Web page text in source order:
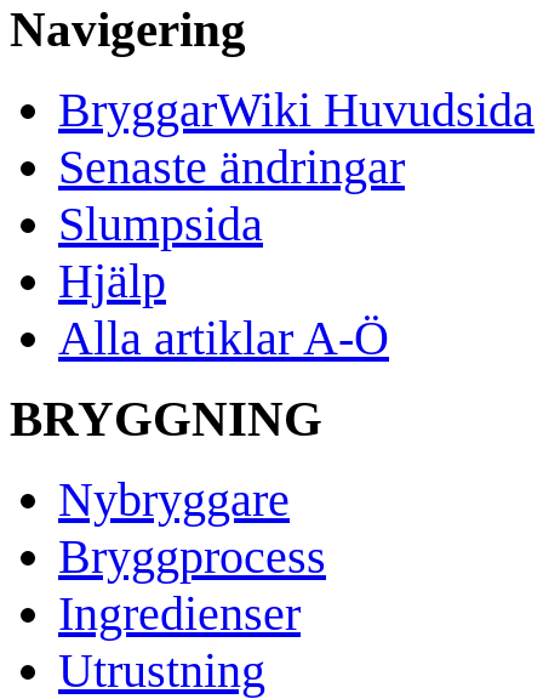
Navigering
BryggarWiki Huvudsida
Senaste ändringar
Slumpsida
Hjälp
Alla artiklar A-Ö
BRYGGNING
Nybryggare
Bryggprocess
Ingredienser
Utrustning